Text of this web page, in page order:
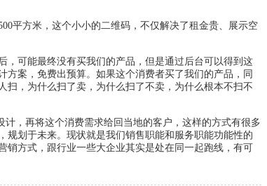
平方米，这个小小的二维码，不仅解决了租金贵、展示空
可能最终没有买我们的产品，但是通过后台可以得到这
案，免费出预算。如果这个消费者买了我们的产品，同
，为什么扫了卖，为什么扫了不卖，为什么根本不扫不
，再将这个消费需求给回当地的客户，这样的方式有很多
划于未来。现状就是我们销售职能和服务职能功能性的
方式，跟行业一些大企业其实是处在同一起跑线，有可